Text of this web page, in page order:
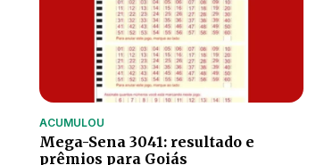
ACUMULOU
Mega-Sena 3041: resultado e
prêmios para Goiás